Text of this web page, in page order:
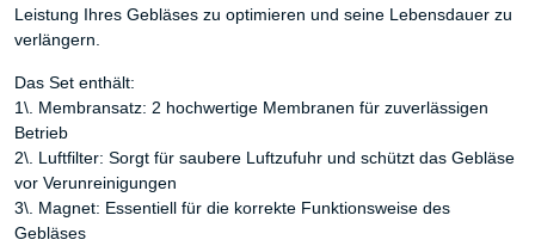
Leistung Ihres Gebläses zu optimieren und seine Lebensdauer zu
verlängern.
Das Set enthält:
1\. Membransatz: 2 hochwertige Membranen für zuverlässigen
Betrieb
2\. Luftfilter: Sorgt für saubere Luftzufuhr und schützt das Gebläse
vor Verunreinigungen
3\. Magnet: Essentiell für die korrekte Funktionsweise des
Gebläses